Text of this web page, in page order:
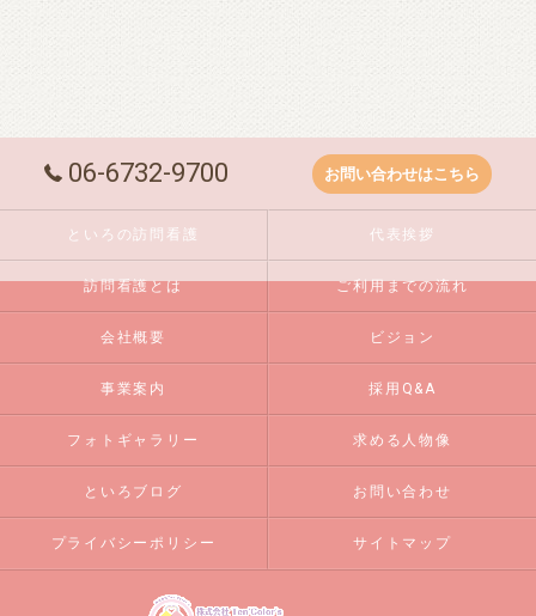
06-6732-9700 お問い合わせはこちら
といろの訪問看護 代表挨拶
訪問看護とは ご利用までの流れ
会社概要 ビジョン
事業案内 採用Q&A
フォトギャラリー 求める人物像
といろブログ お問い合わせ
プライバシーポリシー サイトマップ